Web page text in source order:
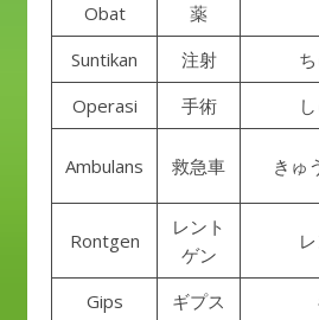
Obat 薬
Suntikan
注射
Operasi
手術
Ambulans 救急車 きゅ
Rontgen
レント
ゲン
Gips ギプス